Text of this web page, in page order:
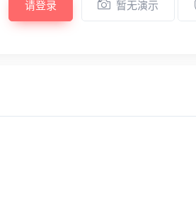
请登录 暂无演示